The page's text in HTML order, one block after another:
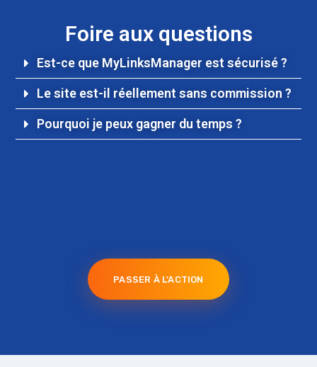
Foire aux questions
Est-ce que MyLinksManager est sécurisé ?
Le site est-il réellement sans commission ?
Pourquoi je peux gagner du temps ?
PASSER À L'ACTION